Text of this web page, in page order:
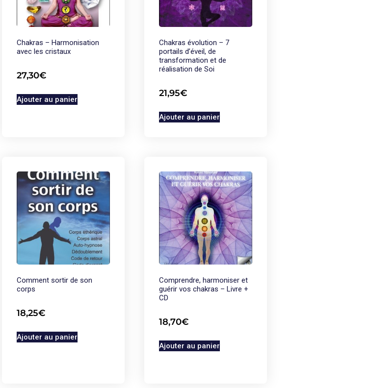
Chakras – Harmonisation
avec les cristaux
27,30€
Ajouter au panier
Chakras évolution – 7
portails d’éveil, de
transformation et de
réalisation de Soi
21,95€
Ajouter au panier
Comment sortir de son
corps
18,25€
Ajouter au panier
Comprendre, harmoniser et
guérir vos chakras – Livre +
CD
18,70€
Ajouter au panier